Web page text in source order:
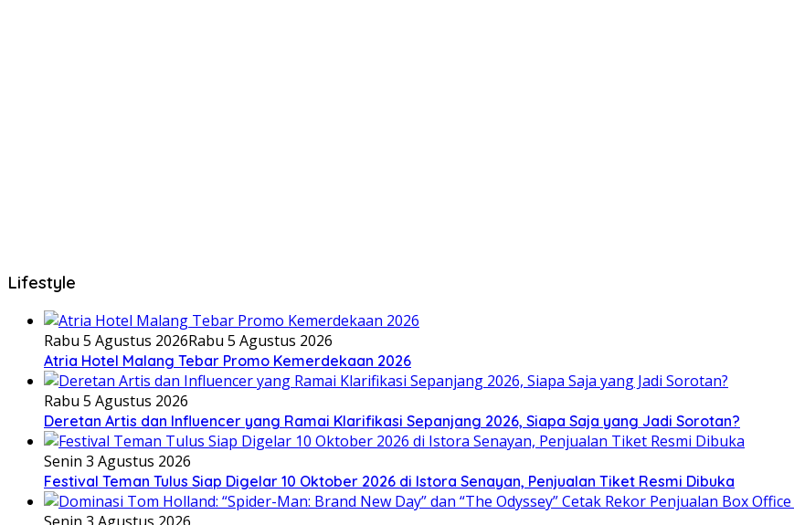
Lifestyle
Rabu 5 Agustus 2026Rabu 5 Agustus 2026
Atria Hotel Malang Tebar Promo Kemerdekaan 2026
Rabu 5 Agustus 2026
Deretan Artis dan Influencer yang Ramai Klarifikasi Sepanjang 2026, Siapa Saja yang Jadi Sorotan?
Senin 3 Agustus 2026
Festival Teman Tulus Siap Digelar 10 Oktober 2026 di Istora Senayan, Penjualan Tiket Resmi Dibuka
Senin 3 Agustus 2026